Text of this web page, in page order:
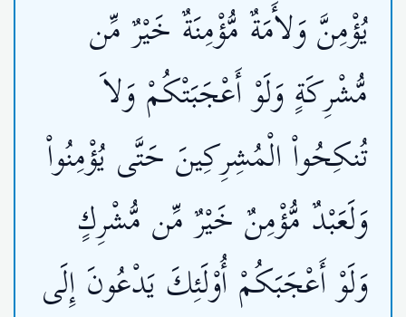
يُؤْمِنَّ وَلأَمَةٌ مُّؤْمِنَةٌ خَيْرٌ مِّن
مُّشْرِكَةٍ وَلَوْ أَعْجَبَتْكُمْ وَلاَ
تُنكِحُواْ الْمُشِرِكِينَ حَتَّى يُؤْمِنُواْ
وَلَعَبْدٌ مُّؤْمِنٌ خَيْرٌ مِّن مُّشْرِكٍ
وَلَوْ أَعْجَبَكُمْ أُوْلَئِكَ يَدْعُونَ إِلَى